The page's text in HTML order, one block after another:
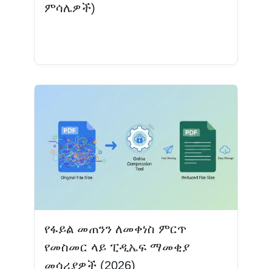
ምሳሌዎች)
የፋይል መጠንን ለመቀነስ ምርጥ
የመስመር ላይ ፒዲኤፍ ማመቂያ
መሳሪያዎች (2026)